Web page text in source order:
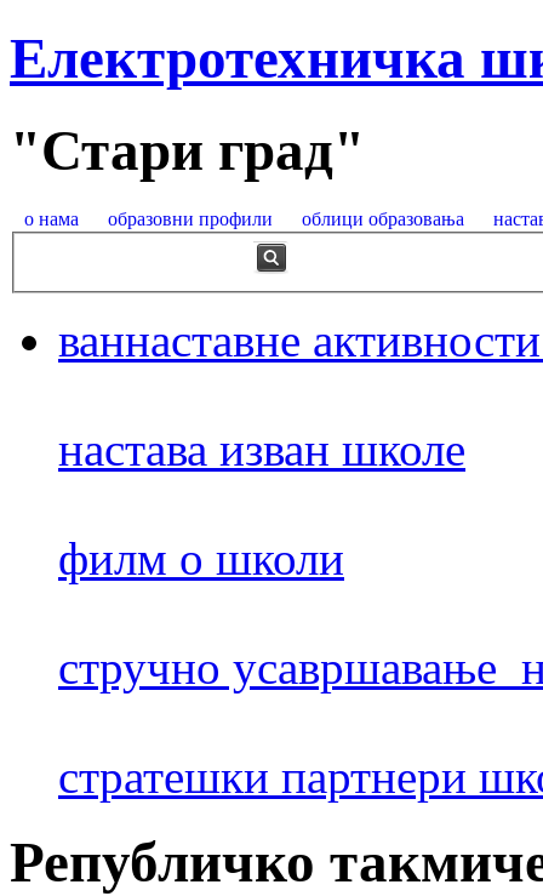
Електротехничка
"Стари град"
о нама образовни профили облици образовања
ваннаставне
настава изван школе
филм о школи
стручно усавршавање
стратешки партнери
Републичко